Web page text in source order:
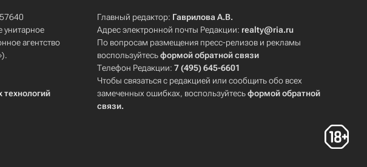
унитарное
агентство
Главный редактор: Гаврилова А.В.
Адрес электронной почты Редакции: realty@ria.ru
По вопросам размещения пресс-релизов и рекламы
воспользуйтесьформой обратной связи
Телефон Редакции:7 (495) 645-6601
Чтобы связаться с редакцией или сообщить обо всех
замеченных ошибках, воспользуйтесьформой обратной
связи.